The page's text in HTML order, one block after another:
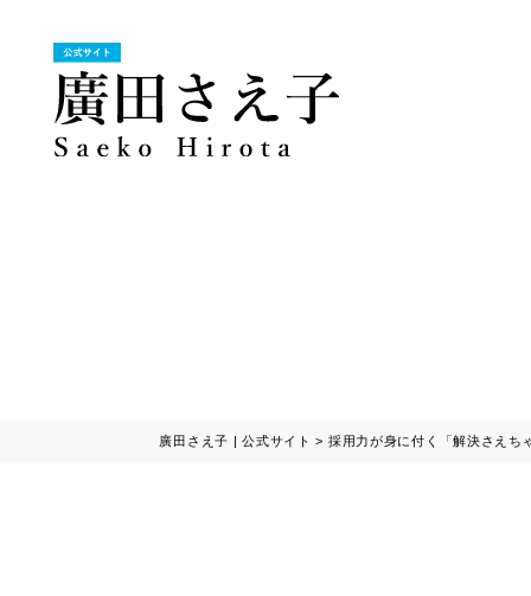
廣田さえ子 | 公式サイト > 採用力が身に付く「解決さえち